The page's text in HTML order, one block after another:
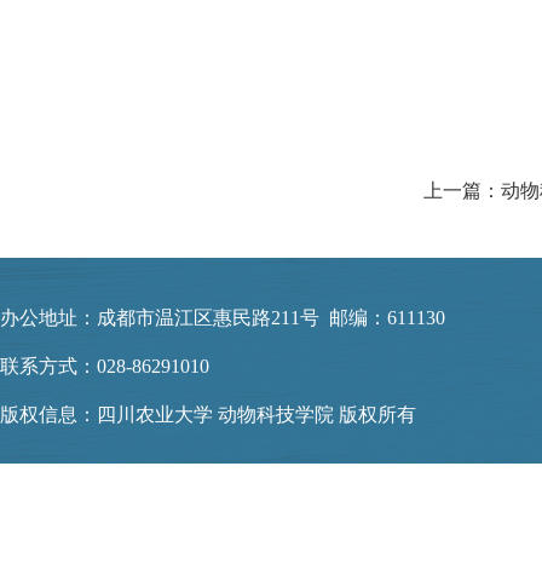
办公地址：成都市温江区惠民路211号 邮编：611130
联系方式：028-86291010
版权信息：四川农业大学 动物科技学院 版权所有